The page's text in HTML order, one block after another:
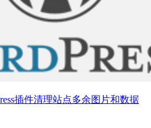
插件清理站点多余图片和数据